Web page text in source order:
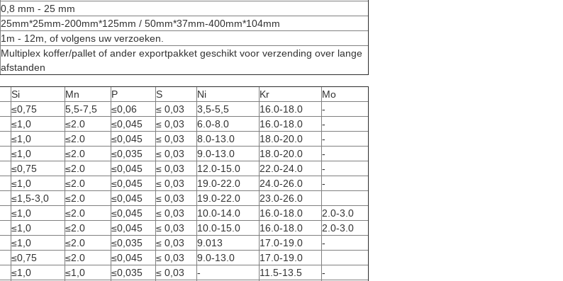
0,8 mm - 25 mm
25mm*25mm-200mm*125mm / 50mm*37mm-400mm*104mm
1m - 12m, of volgens uw verzoeken.
Multiplex koffer/pallet of ander exportpakket geschikt voor verzending over lange
afstanden
Si Mn P S Ni Kr
Mo
≤0,75 5,5-7,5 ≤0,06 ≤ 0,03 3,5-5,5 16.0-18.0
-
≤1,0 ≤2.0 ≤0,045 ≤ 0,03 6.0-8.0 16.0-18.0
-
≤1,0 ≤2.0 ≤0,045 ≤ 0,03 8.0-13.0 18.0-20.0
-
≤1,0 ≤2.0 ≤0,035 ≤ 0,03 9.0-13.0 18.0-20.0
-
≤0,75 ≤2.0 ≤0,045 ≤ 0,03 12.0-15.0 22.0-24.0
-
≤1,0 ≤2.0 ≤0,045 ≤ 0,03 19.0-22.0 24.0-26.0
-
≤1,5-3,0 ≤2.0 ≤0,045 ≤ 0,03 19.0-22.0
23.0-26.0
≤1,0 ≤2.0 ≤0,045 ≤ 0,03 10.0-14.0 16.0-18.0
2.0-3.0
≤1,0 ≤2.0 ≤0,045 ≤ 0,03 10.0-15.0 16.0-18.0
2.0-3.0
≤1,0 ≤2.0 ≤0,035 ≤ 0,03 9.013 17.0-19.0
-
≤0,75 ≤2.0 ≤0,045 ≤ 0,03 9.0-13.0
17.0-19.0
≤1,0 ≤1,0 ≤0,035 ≤ 0,03 - 11.5-13.5
-